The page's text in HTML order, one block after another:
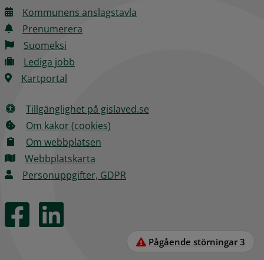
Kommunens anslagstavla
Prenumerera
Suomeksi
Lediga jobb
Kartportal
Tillgänglighet på gislaved.se
Om kakor (cookies)
Om webbplatsen
Webbplatskarta
Personuppgifter, GDPR
Pågående störningar 3